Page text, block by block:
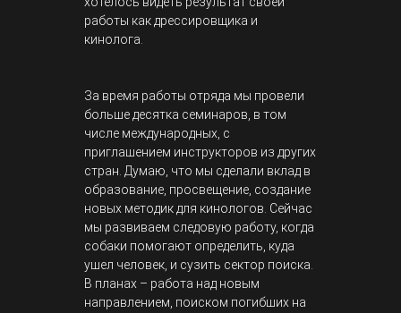
работы как дрессировщика и
кинолога.
За время работы отряда мы провели
больше десятка семинаров, в том
числе международных, с
приглашением инструкторов из других
стран. Думаю, что мы сделали вклад в
образование, просвещение, создание
новых методик для кинологов. Сейчас
мы развиваем следовую работу, когда
собаки помогают определить, куда
ушел человек, и сузить сектор поиска.
В планах – работа над новым
направлением, поиском погибших на